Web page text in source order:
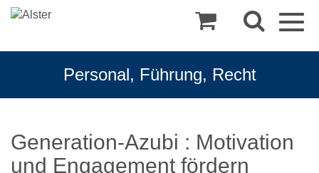
Personal, Führung, Recht
Generation-Azubi : Motivation
und Engagement fördern